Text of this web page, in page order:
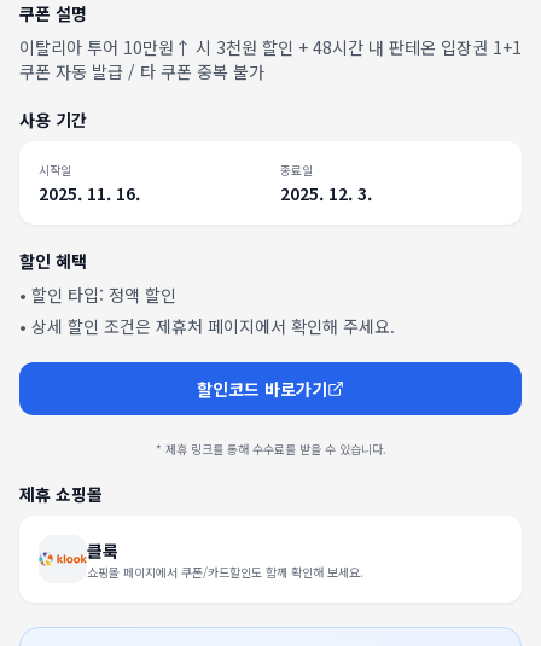
쿠폰 설명
이탈리아 투어 10만원↑ 시 3천원 할인 + 48시간 내 판테온 입장권 1+1
쿠폰 자동 발급 / 타 쿠폰 중복 불가
사용 기간
시작일
2025. 11. 16.
종료일
2025. 12. 3.
할인 혜택
• 할인 타입: 정액 할인
• 상세 할인 조건은 제휴처 페이지에서 확인해 주세요.
할인코드 바로가기
* 제휴 링크를 통해 수수료를 받을 수 있습니다.
제휴 쇼핑몰
클룩
쇼핑몰 페이지에서 쿠폰/카드할인도 함께 확인해 보세요.